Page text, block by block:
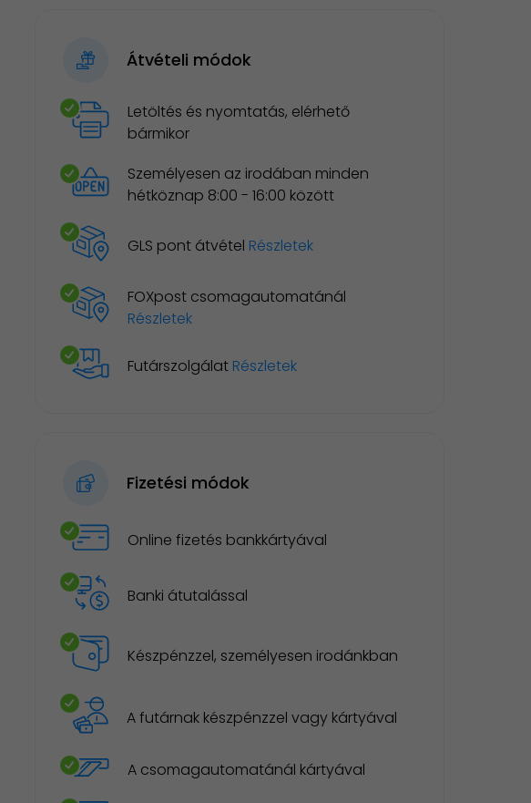
Átvételi módok
Letöltés és nyomtatás, elérhető
bármikor
Személyesen az irodában minden
hétköznap 8:00 - 16:00 között
GLS pont átvétel Részletek
FOXpost csomagautomatánál
Részletek
Futárszolgálat Részletek
Fizetési módok
Online fizetés bankkártyával
Banki átutalással
Készpénzzel, személyesen irodánkban
A futárnak készpénzzel vagy kártyával
A csomagautomatánál kártyával